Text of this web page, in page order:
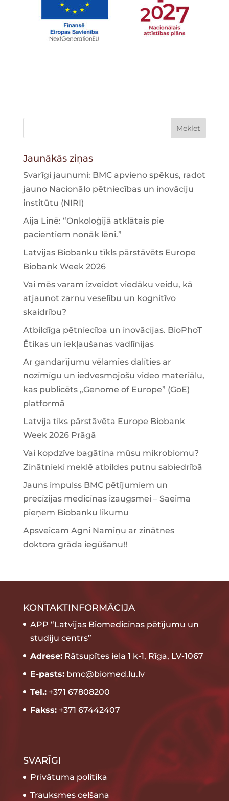
Jaunākās ziņas
Svarīgi jaunumi: BMC apvieno spēkus, radot
jauno Nacionālo pētniecības un inovāciju
institūtu (NIRI)
Aija Linē: “Onkoloģijā atklātais pie
pacientiem nonāk lēni.”
Latvijas Biobanku tīkls pārstāvēts Europe
Biobank Week 2026
Vai mēs varam izveidot viedāku veidu, kā
atjaunot zarnu veselību un kognitīvo
skaidrību?
Atbildīga pētniecība un inovācijas. BioPhoT
Ētikas un iekļaušanas vadlīnijas
Ar gandarījumu vēlamies dalīties ar
nozīmīgu un iedvesmojošu video materiālu,
kas publicēts „Genome of Europe” (GoE)
platformā
Latvija tiks pārstāvēta Europe Biobank
Week 2026 Prāgā
Vai kopdzīve bagātina mūsu mikrobiomu?
Zinātnieki meklē atbildes putnu sabiedrībā
Jauns impulss BMC pētījumiem un
precīzijas medicīnas izaugsmei – Saeima
pieņem Biobanku likumu
Apsveicam Agni Namiņu ar zinātnes
doktora grāda iegūšanu!!
KONTAKTINFORMĀCIJA
APP “Latvijas Biomedicīnas pētījumu un
studiju centrs”
Adrese:Rātsupītes iela 1 k-1, Rīga, LV-1067
E-pasts:bmc@biomed.lu.lv
Tel.:+371 67808200
Fakss:+371 67442407
SVARĪGI
Privātuma politika
Trauksmes celšana